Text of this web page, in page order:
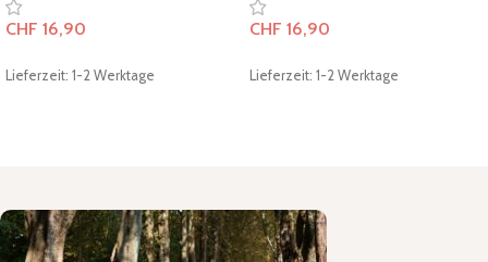
CHF 16,90
Lieferzeit: 1-2 Werktage
CHF 16,90
Lieferzeit: 1-2 Werktage